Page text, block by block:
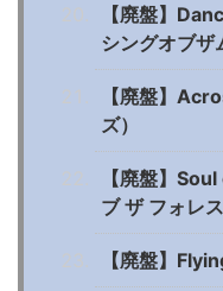
【廃盤】
シングオブザ
【廃盤】
ズ）
【廃盤】
ブ ザ フォレス
【廃盤】